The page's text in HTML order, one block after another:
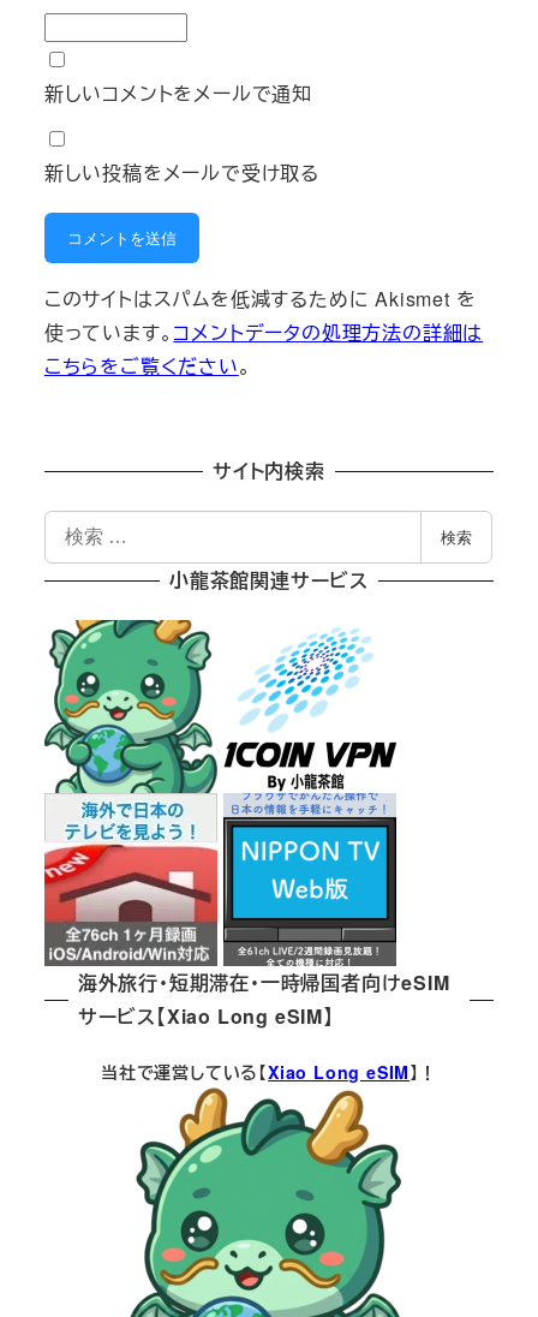
新しいコメントをメールで通知
新しい投稿をメールで受け取る
このサイトはスパムを低減するために Akismet を
使っています。 コメントデータの処理方法の詳細は
こちらをご覧ください。
サイト内検索
索
検索
小龍茶館関連サービス
海外旅行・短期滞在・一時帰国者向けeSIM
サービス【Xiao Long eSIM】
当社で運営している【Xiao Long eSIM】！